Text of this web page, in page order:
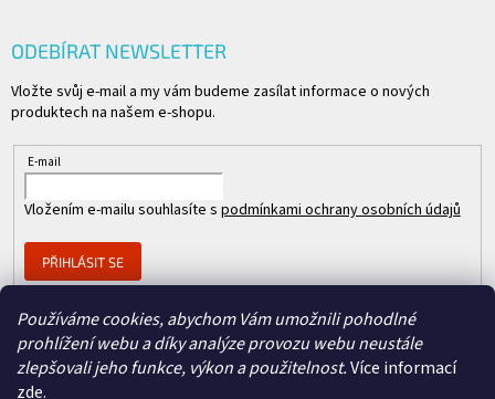
Používáme cookies, abychom Vám umožnili pohodlné
prohlížení webu a díky analýze provozu webu neustále
zlepšovali jeho funkce, výkon a použitelnost.Více informací
zde.
ODEBÍRAT NEWSLETTER
Vložte svůj e-mail a my vám budeme zasílat informace o nových
produktech na našem e-shopu.
E-mail
Vložením e-mailu souhlasíte s podmínkami ochrany osobních údajů
PŘIHLÁSIT SE
Člen skupiny